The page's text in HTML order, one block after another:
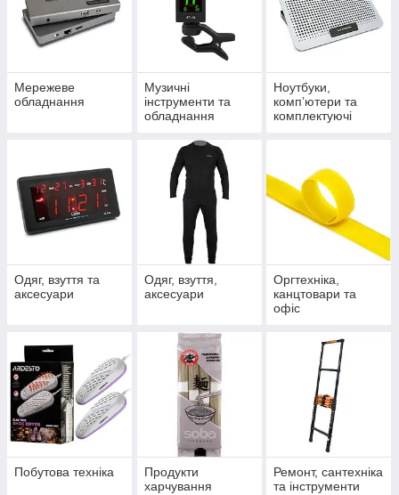
Мережеве
обладнання
Музичні
інструменти та
обладнання
Ноутбуки,
комп’ютери та
комплектуючі
Одяг, взуття та
аксесуари
Одяг, взуття,
аксесуари
Оргтехніка,
канцтовари та
офіс
Побутова техніка
Продукти
харчування
Ремонт, сантехніка
та інструменти